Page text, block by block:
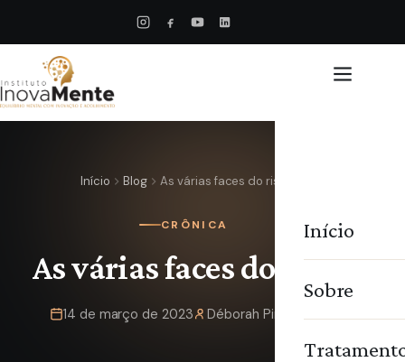
Início
Sobre
Início Blog As várias faces do riso
CRÔNICA
As várias faces do riso
14 de março de 2023 Déborah Pimentel